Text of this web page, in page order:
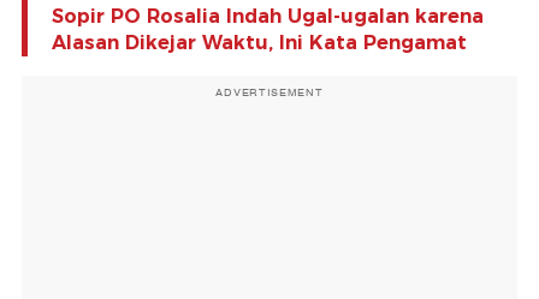
Sopir PO Rosalia Indah Ugal-ugalan karena
Alasan Dikejar Waktu, Ini Kata Pengamat
ADVERTISEMENT